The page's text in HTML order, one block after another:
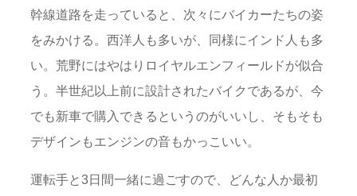
幹線道路を走っていると、次々にバイカーたちの姿
をみかける。西洋人も多いが、同様にインド人も多
い。荒野にはやはりロイヤルエンフィールドが似合
う。半世紀以上前に設計されたバイクであるが、今
でも新車で購入できるというのがいいし、そもそも
デザインもエンジンの音もかっこいい。
運転手と3日間一緒に過ごすので、どんな人か最初